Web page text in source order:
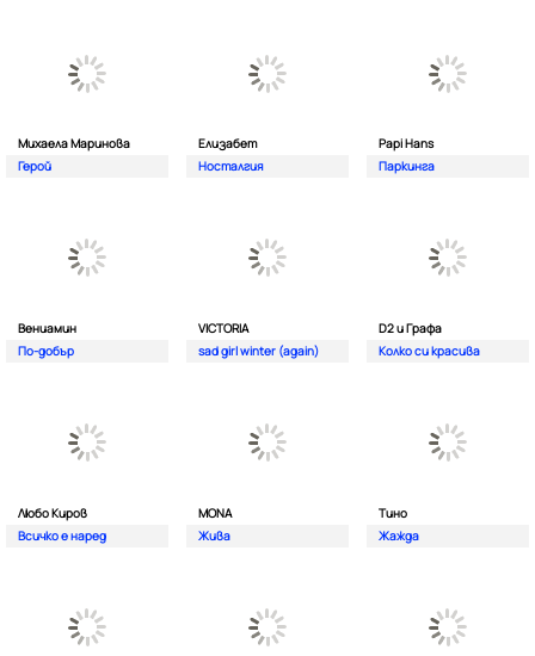
Михаела Маринова
Герой
Елизабет
Носталгия
Papi Hans
Паркинга
Вениамин
По-добър
VICTORIA
sad girl winter (again)
D2 и Графа
Колко си красива
Любо Киров
Всичко е наред
MONA
Жива
Тино
Жажда